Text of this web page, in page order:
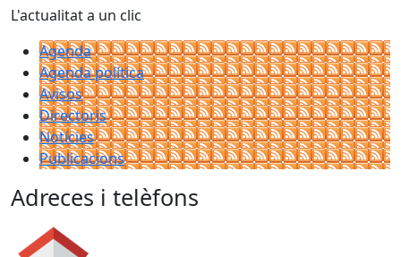
L'actualitat a un clic
Agenda
Agenda política
Avisos
Directoris
Notícies
Publicacions
Adreces i telèfons